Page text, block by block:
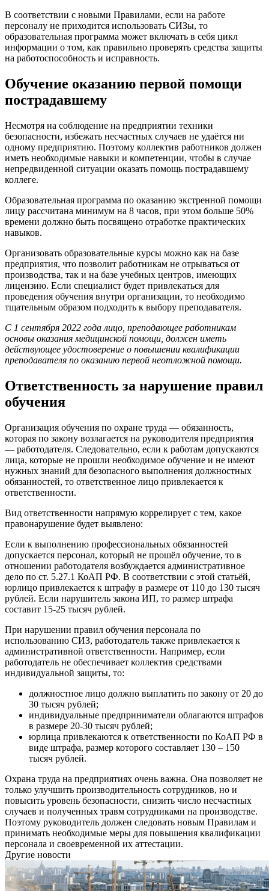
В соответствии с новыми Правилами, если на работе
персоналу не приходится использовать СИЗы, то
образовательная программа может включать в себя цикл
информации о том, как правильно проверять средства защиты
на работоспособность и исправность.
Обучение оказанию первой помощи
пострадавшему
Несмотря на соблюдение на предприятии техники
безопасности, избежать несчастных случаев не удаётся ни
одному предприятию. Поэтому коллектив работников должен
иметь необходимые навыки и компетенции, чтобы в случае
непредвиденной ситуации оказать помощь пострадавшему
коллеге.
Образовательная программа по оказанию экстренной помощи
лицу рассчитана минимум на 8 часов, при этом больше 50%
времени должно быть посвящено отработке практических
навыков.
Организовать образовательные курсы можно как на базе
предприятия, что позволит работникам не отрываться от
производства, так и на базе учебных центров, имеющих
лицензию. Если специалист будет привлекаться для
проведения обучения внутри организации, то необходимо
тщательным образом подходить к выбору преподавателя.
С 1 сентября 2022 года лицо, преподающее работникам
основы оказания медицинской помощи, должен иметь
действующее удостоверение о повышении квалификации
преподавателя по оказанию первой неотложной помощи.
Ответственность за нарушение правил
обучения
Организация обучения по охране труда — обязанность,
которая по закону возлагается на руководителя предприятия
— работодателя. Следовательно, если к работам допускаются
лица, которые не прошли необходимое обучение и не имеют
нужных знаний для безопасного выполнения должностных
обязанностей, то ответственное лицо привлекается к
ответственности.
Вид ответственности напрямую коррелирует с тем, какое
правонарушение будет выявлено:
Если к выполнению профессиональных обязанностей
допускается персонал, который не прошёл обучение, то в
отношении работодателя возбуждается административное
дело по ст. 5.27.1 КоАП РФ. В соответствии с этой статьёй,
юрлицо привлекается к штрафу в размере от 110 до 130 тысяч
рублей. Если нарушитель закона ИП, то размер штрафа
составит 15-25 тысяч рублей.
При нарушении правил обучения персонала по
использованию СИЗ, работодатель также привлекается к
административной ответственности. Например, если
работодатель не обеспечивает коллектив средствами
индивидуальной защиты, то:
должностное лицо должно выплатить по закону от 20 до
30 тысяч рублей;
индивидуальные предприниматели облагаются штрафов
в размере 20-30 тысяч рублей;
юрлица привлекаются к ответственности по КоАП РФ в
виде штрафа, размер которого составляет 130 – 150
тысяч рублей.
Охрана труда на предприятиях очень важна. Она позволяет не
только улучшить производительность сотрудников, но и
повысить уровень безопасности, снизить число несчастных
случаев и полученных травм сотрудниками на производстве.
Поэтому руководитель должен следовать новым Правилам и
принимать необходимые меры для повышения квалификации
персонала и своевременной их аттестации.
Другие новости